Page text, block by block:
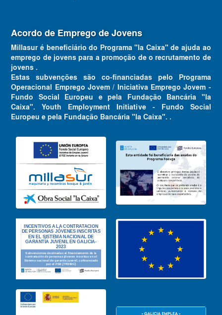
Acordo de Emprego de Jovens
Millasur é beneficiário do Programa "la Caixa" de ajuda ao
emprego de jovens para a promoção de o recrutamento de
jovens .
Estas subvenções são co-financiadas pelo Programa
Operacional Emprego Jovem / Iniciativa Emprego Jovem -
Fundo Social Europeu e pela Fundação Bancária "la
Caixa". Youth Employment Initiative - Fundo Social
Europeu e pela Fundação Bancária "la Caixa". .